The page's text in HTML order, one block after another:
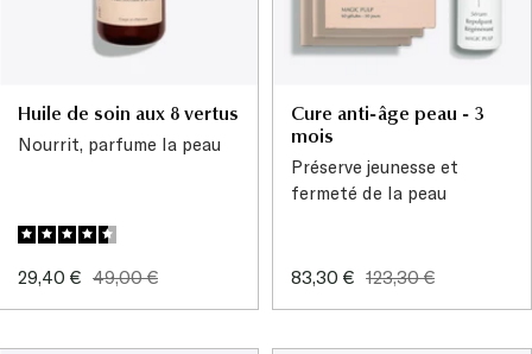
Huile de soin aux 8 vertus
Nourrit, parfume la peau
Prix
29,40 € Prix
49,00 €
Cure anti-âge peau - 3
mois
Préserve jeunesse et
fermeté de la peau
Prix
83,30 € Prix
123,30 €